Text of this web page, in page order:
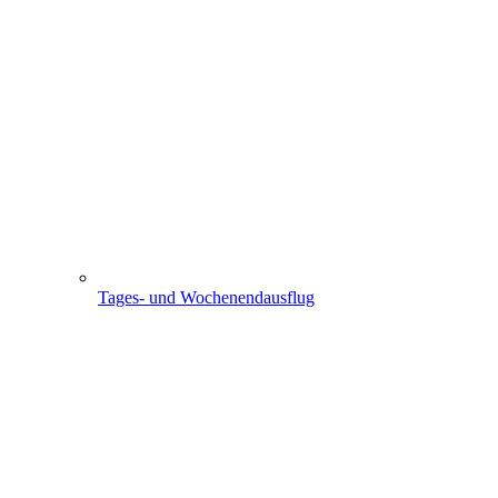
Tages- und Wochenendausflug